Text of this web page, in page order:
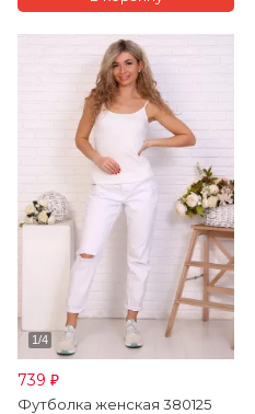
739 ₽
Футболка женская 380125